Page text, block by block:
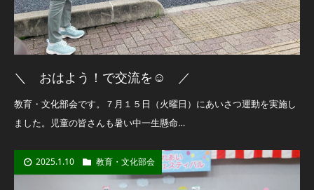
＼ おはよう！で交流を☺ ／
教育・文化部会です。７月１５日（火曜日）にあいさつ運動を実施し
ました。児童の皆さんも暑い中一生懸命…
2025.1.10 教育・文化部会